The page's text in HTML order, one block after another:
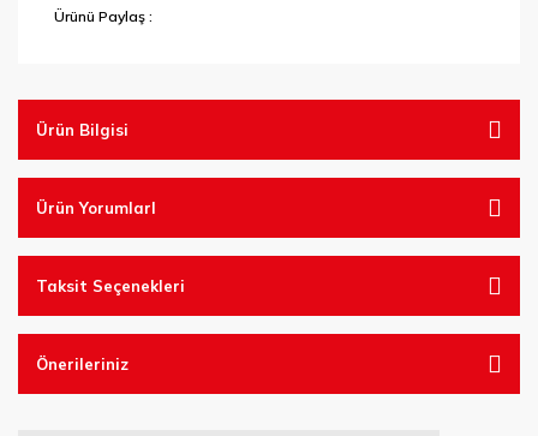
Ürünü Paylaş :
Ürün Bilgisi
Ürün YorumlarI
Taksit Seçenekleri
Önerileriniz